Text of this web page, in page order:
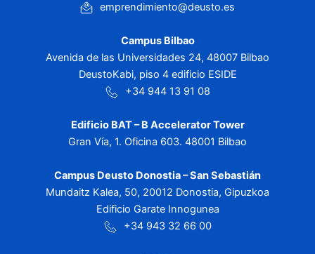
emprendimiento@deusto.es
Campus Bilbao
Avenida de las Universidades 24, 48007 Bilbao
DeustoKabi, piso 4 edificio ESIDE
+34 944 13 91 08
Edificio BAT – B Accelerator Tower
Gran Vía, 1. Oficina 603. 48001 Bilbao
Campus Deusto Donostia – San Sebastián
Mundaitz Kalea, 50, 20012 Donostia, Gipuzkoa
Edificio Garate Innogunea
+34 943 32 66 00